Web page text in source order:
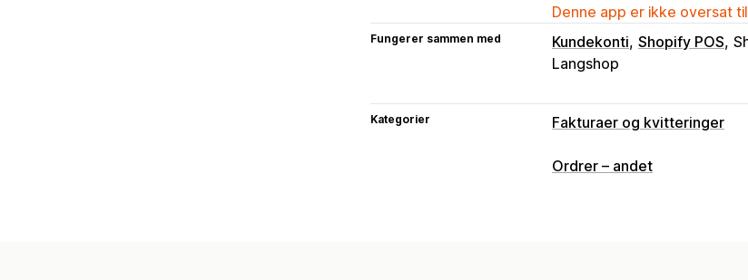
Denne app er ikke oversat
Fungerer sammen med Kundekonti Shopify POS
Langshop
Kategorier Fakturaer og kvitteringer
Dokumenttyper
Ordrer – andet